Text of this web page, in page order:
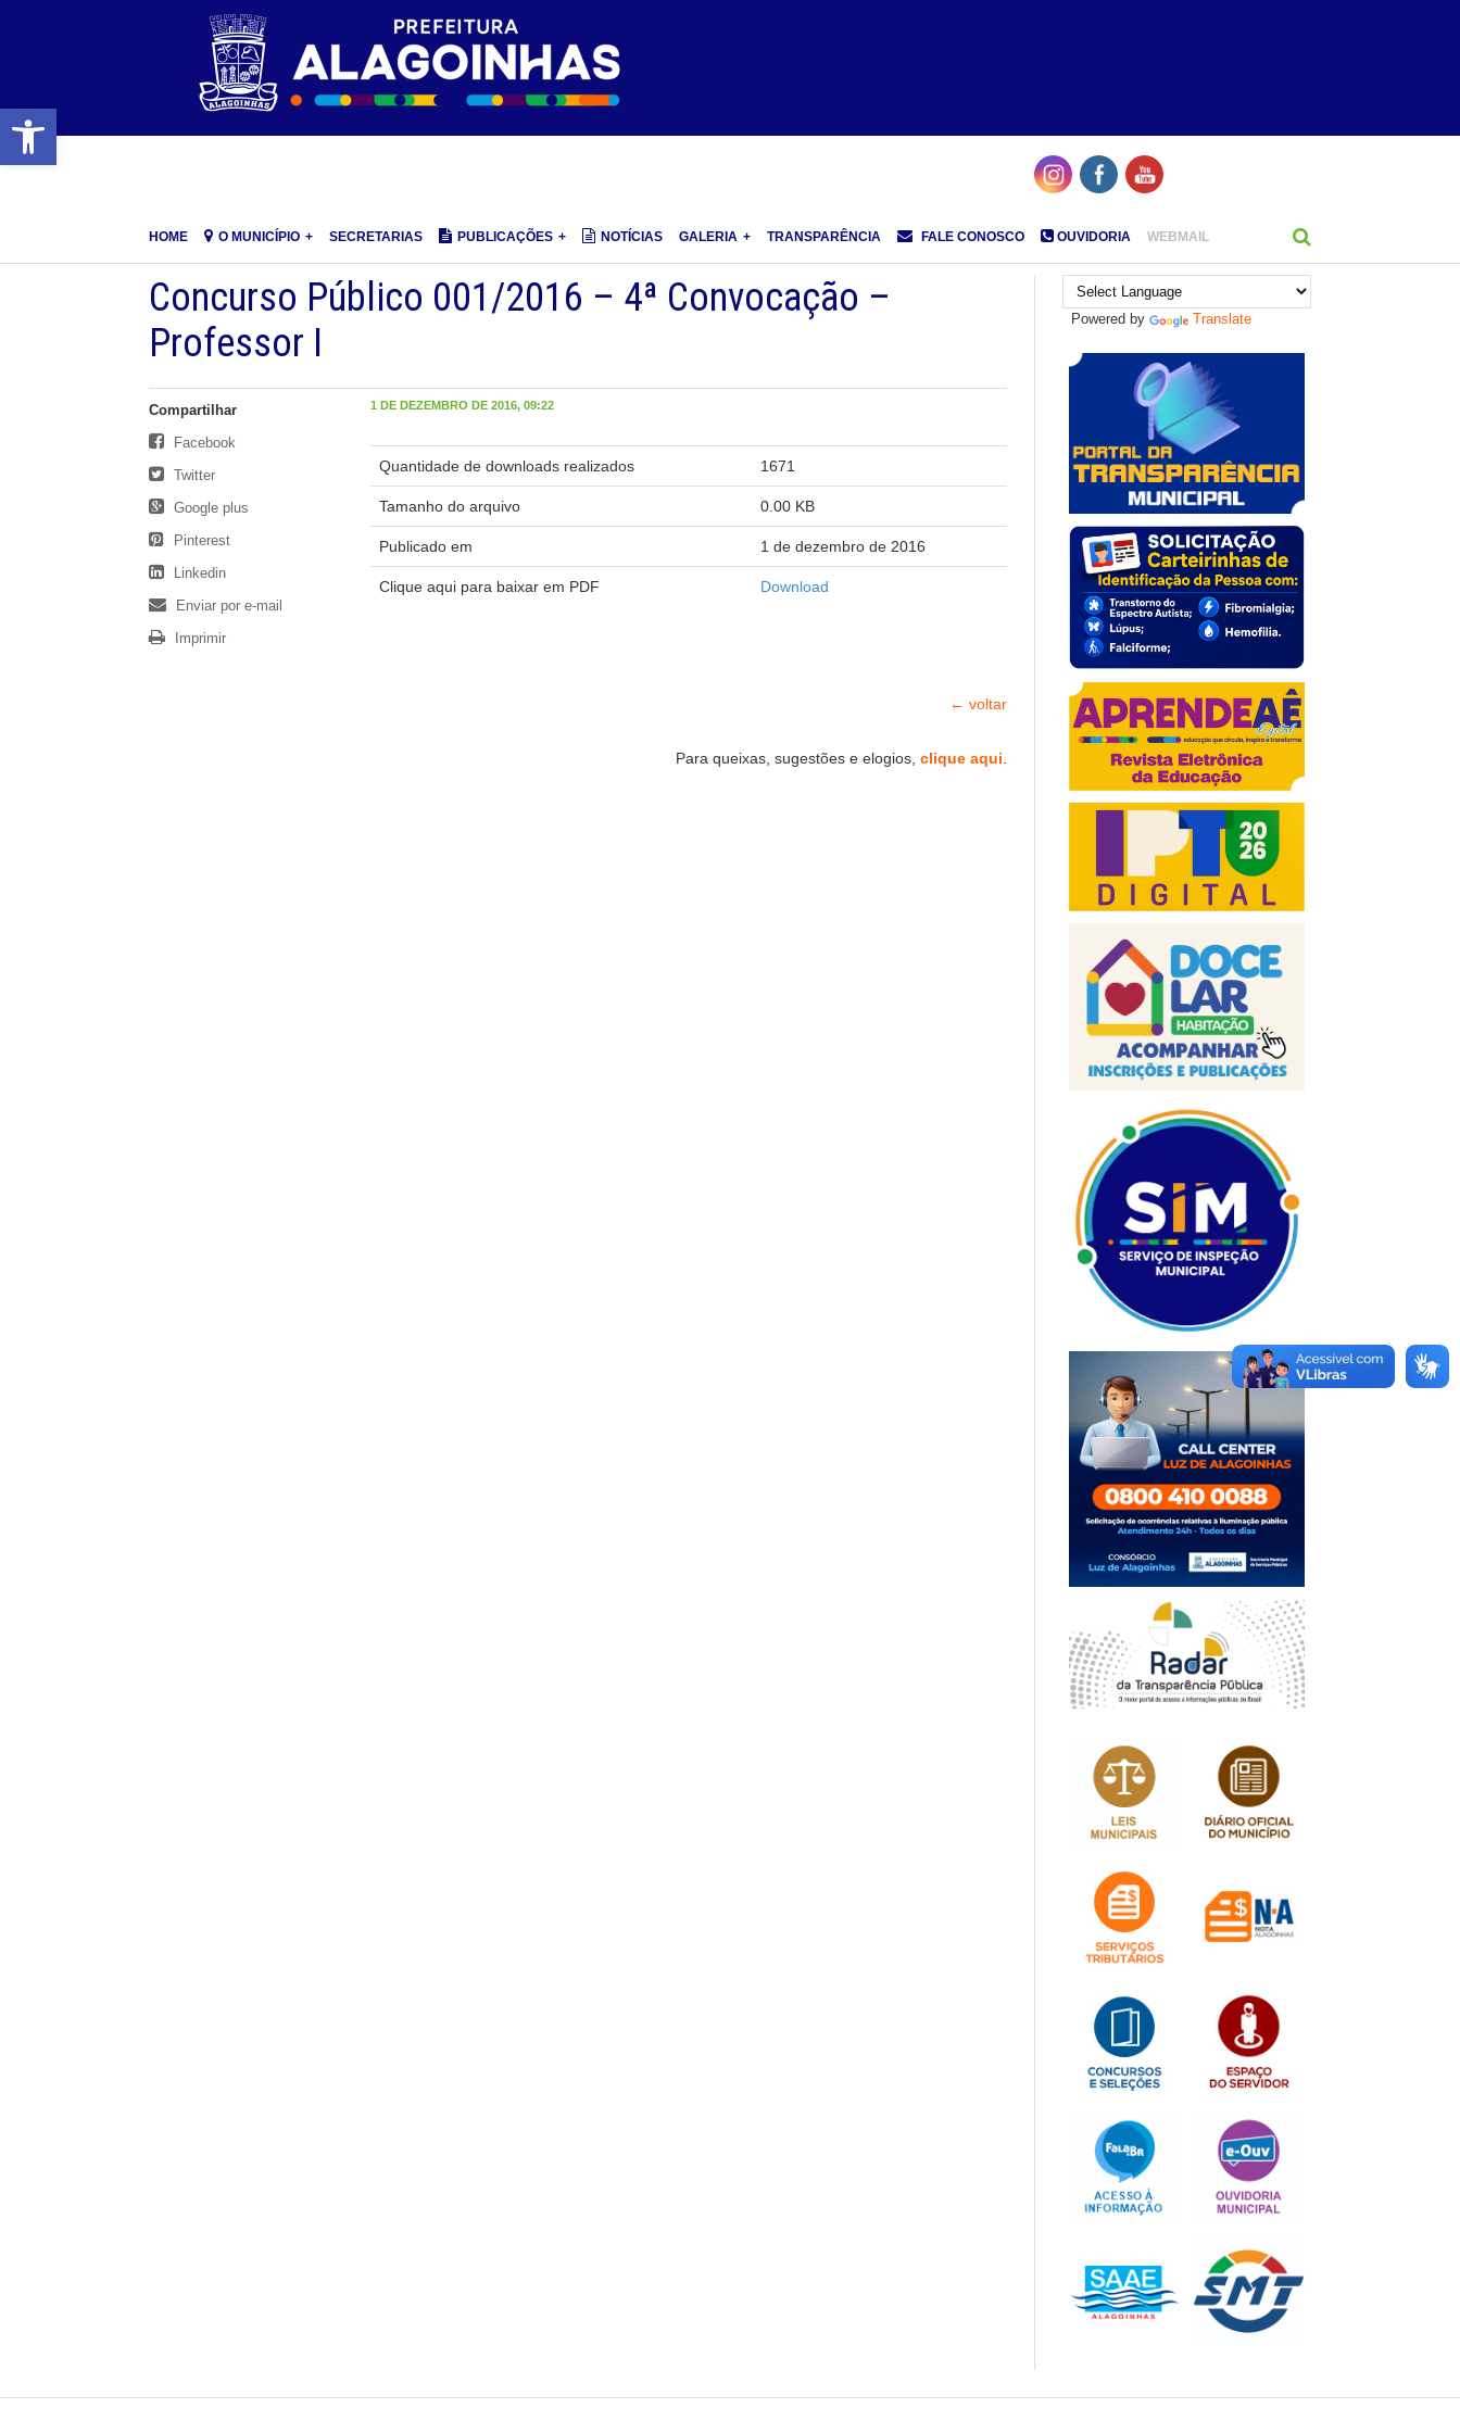
Barra de Ferramentas Aberta
HOME O MUNICÍPIO SECRETARIAS PUBLICAÇÕES NOTÍCIAS GALERIA TRANSPARÊNCIA FALE CONOSCO OUVIDORIA WEBMAIL
Concurso Público 001/2016 – 4ª Convocação –
Professor I
1 DE DEZEMBRO DE 2016, 09:22
Quantidade de downloads realizados 1671
Tamanho do arquivo 0.00 KB
Publicado em 1 de dezembro de 2016
Clique aqui para baixar em PDF Download
← voltar
Para queixas, sugestões e elogios, clique aqui.
Compartilhar
Facebook
Twitter
Google plus
Pinterest
Linkedin
Enviar por e-mail
Imprimir
Powered by Translate